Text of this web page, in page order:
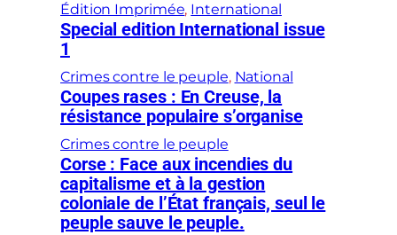
Édition Imprimée, International
Special edition International issue
1
Crimes contre le peuple, National
Coupes rases : En Creuse, la
résistance populaire s’organise
Crimes contre le peuple
Corse : Face aux incendies du
capitalisme et à la gestion
coloniale de l’État français, seul le
peuple sauve le peuple.